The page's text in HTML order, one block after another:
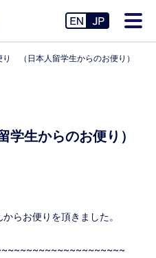
り （日本人留学生からのお便り）
生からのお便り）
らお便りを頂きました。